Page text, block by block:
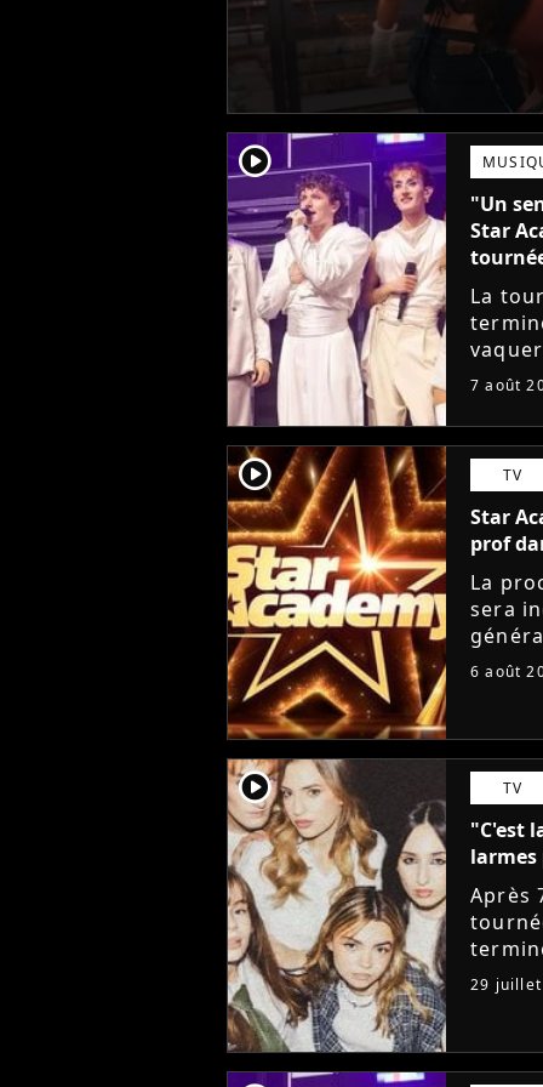
player2
"Un
Star
La
cet
7 août
player2 TV
Star
prof
La
sera
6 août
player2 TV
"C'est
larmes
Après
29 juillet